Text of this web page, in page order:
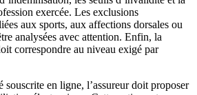
exercée. Les exclusions
aux sports, aux affections dorsales ou
analysées avec attention. Enfin, la
correspondre au niveau exigé par
souscrite en ligne, l’assureur doit proposer